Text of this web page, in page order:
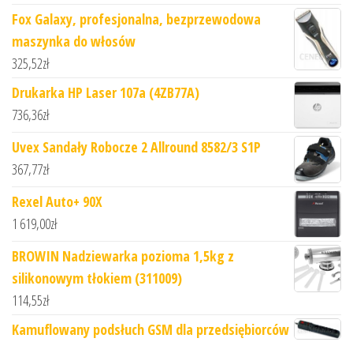
Fox Galaxy, profesjonalna, bezprzewodowa
maszynka do włosów
325,52zł
Drukarka HP Laser 107a (4ZB77A)
736,36zł
Uvex Sandały Robocze 2 Allround 8582/3 S1P
367,77zł
Rexel Auto+ 90X
1 619,00zł
BROWIN Nadziewarka pozioma 1,5kg z
silikonowym tłokiem (311009)
114,55zł
Kamuflowany podsłuch GSM dla przedsiębiorców